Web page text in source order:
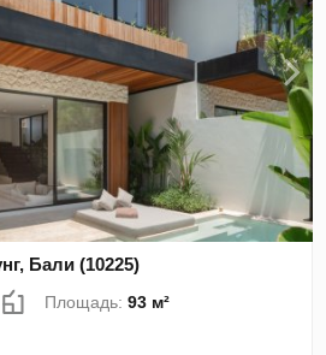
Бали (10225)
Площадь:93 м²